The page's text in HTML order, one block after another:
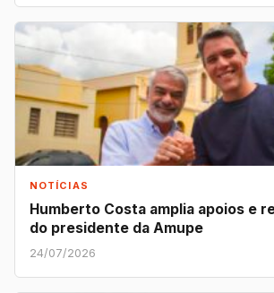
NOTÍCIAS
Humberto Costa amplia apoios e
do presidente da Amupe
24/07/2026